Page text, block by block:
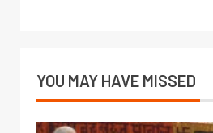
YOU MAY HAVE MISSED